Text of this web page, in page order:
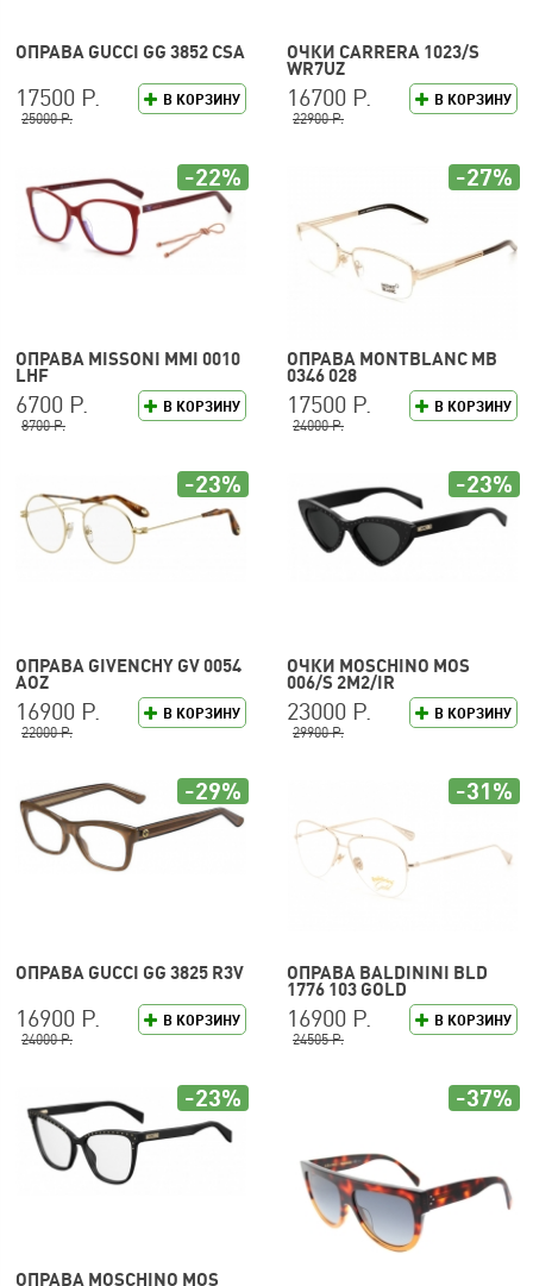
ОПРАВА GUCCI GG 3852 CSA
В КОРЗИНУ
17500 Р.
25000 Р.
ОЧКИ CARRERA 1023/S
WR7UZ
В КОРЗИНУ
16700 Р.
22900 Р.
ОПРАВА MISSONI MMI 0010
LHF
В КОРЗИНУ
6700 Р.
8700 Р.
-22%
ОПРАВА MONTBLANC MB
0346 028
В КОРЗИНУ
17500 Р.
24000 Р.
-27%
ОПРАВА GIVENCHY GV 0054
AOZ
В КОРЗИНУ
16900 Р.
22000 Р.
-23%
ОЧКИ MOSCHINO MOS
006/S 2M2/IR
В КОРЗИНУ
23000 Р.
29900 Р.
-23%
ОПРАВА GUCCI GG 3825 R3V
В КОРЗИНУ
16900 Р.
24000 Р.
-29%
ОПРАВА BALDININI BLD
1776 103 GOLD
В КОРЗИНУ
16900 Р.
24505 Р.
-31%
ОПРАВА MOSCHINO MOS
-23% -37%